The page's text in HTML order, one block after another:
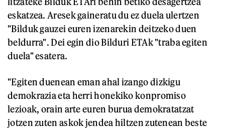
eskatzea. Aresek gaineratu du ez duela ulertzen
"Bilduk gauzei euren izenarekin deitzeko duen
beldurra". Dei egin dio Bilduri ETAk "traba egiten
duela" esatera.
"Egiten duenean eman ahal izango dizkigu
demokrazia eta herri honekiko konpromiso
lezioak, orain arte euren burua demokratatzat
jotzen zuten askok jendea hiltzen zutenean beste